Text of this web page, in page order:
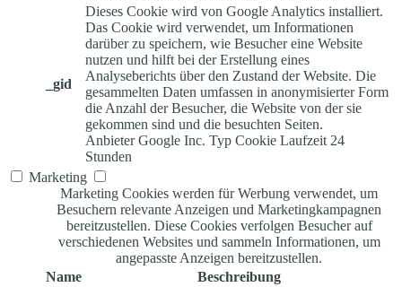
_gid
Dieses Cookie wird von Google Analytics installiert.
Das Cookie wird verwendet, um Informationen
darüber zu speichern, wie Besucher eine Website
nutzen und hilft bei der Erstellung eines
Analyseberichts über den Zustand der Website. Die
gesammelten Daten umfassen in anonymisierter Form
die Anzahl der Besucher, die Website von der sie
gekommen sind und die besuchten Seiten.
Anbieter Google Inc. Typ Cookie Laufzeit 24
Stunden
Marketing
Marketing Cookies werden für Werbung verwendet, um
Besuchern relevante Anzeigen und Marketingkampagnen
bereitzustellen. Diese Cookies verfolgen Besucher auf
verschiedenen Websites und sammeln Informationen, um
angepasste Anzeigen bereitzustellen.
Name
Beschreibung